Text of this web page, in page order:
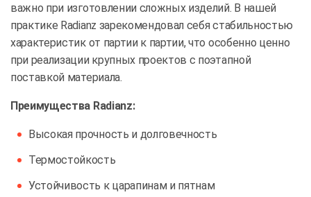
важно при изготовлении сложных изделий. В нашей
практике Radianz зарекомендовал себя стабильностью
характеристик от партии к партии, что особенно ценно
при реализации крупных проектов с поэтапной
поставкой материала.
Преимущества Radianz:
Высокая прочность и долговечность
Термостойкость
Устойчивость к царапинам и пятнам